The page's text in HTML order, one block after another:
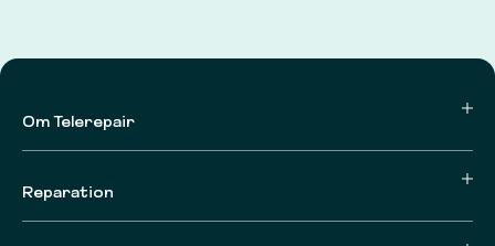
Om Telerepair
Reparation